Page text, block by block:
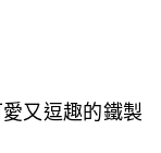
又逗趣的鐵製